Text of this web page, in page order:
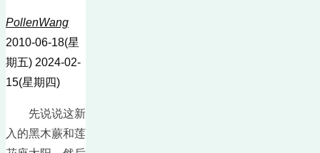
PollenWang
2010-06-18(星
期五) 2024-02-
15(星期四)
先说说这新
入的黑木蕨和莲